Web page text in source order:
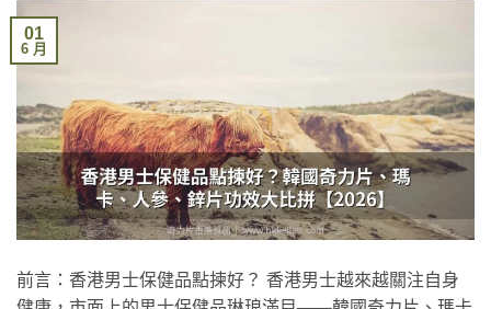
01
6 月
前言：香港男士保健品點揀好？ 香港男士越來越關注自身